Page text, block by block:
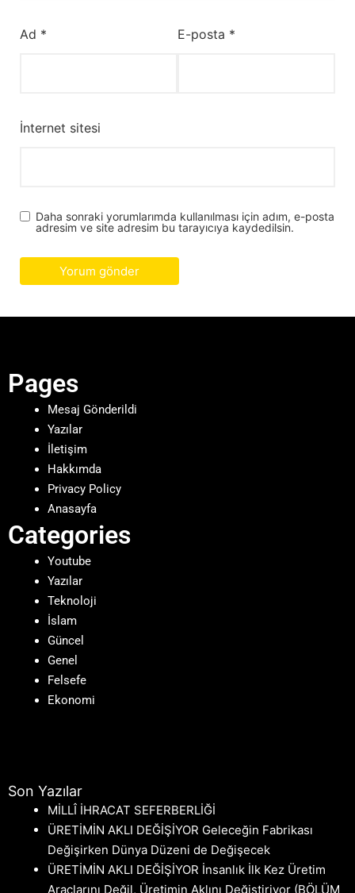
Ad * E-posta *
İnternet sitesi
Daha sonraki yorumlarımda kullanılması için adım, e-posta
adresim ve site adresim bu tarayıcıya kaydedilsin.
Pages
Mesaj Gönderildi
Yazılar
İletişim
Hakkımda
Privacy Policy
Anasayfa
Categories
Youtube
Yazılar
Teknoloji
İslam
Güncel
Genel
Felsefe
Ekonomi
Son Yazılar
MİLLÎ İHRACAT SEFERBERLİĞİ
ÜRETİMİN AKLI DEĞİŞİYOR Geleceğin Fabrikası
Değişirken Dünya Düzeni de Değişecek
ÜRETİMİN AKLI DEĞİŞİYOR İnsanlık İlk Kez Üretim
Araçlarını Değil, Üretimin Aklını Değiştiriyor (BÖLÜM